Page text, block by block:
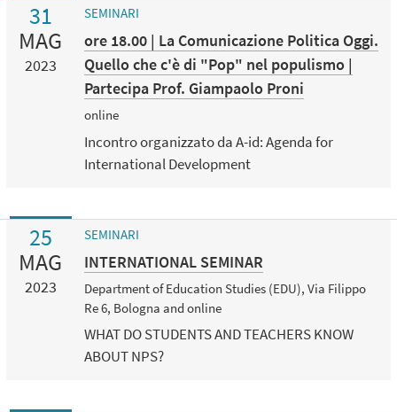
31
MAG
2023
SEMINARI
ore 18.00 | La Comunicazione Politica Oggi.
Quello che c'è di "Pop" nel populismo |
Partecipa Prof. Giampaolo Proni
online
Incontro organizzato da A-id: Agenda for
International Development
25
MAG
2023
SEMINARI
INTERNATIONAL SEMINAR
Department of Education Studies (EDU), Via Filippo
Re 6, Bologna and online
WHAT DO STUDENTS AND TEACHERS KNOW
ABOUT NPS?